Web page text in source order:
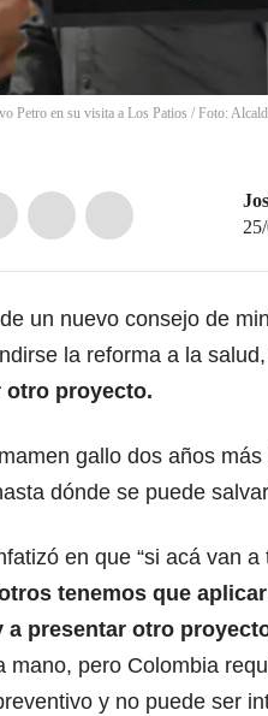
Petro en su visita a Los Patios / Foto:
un nuevo consejo de
la reforma a la salud,
otro proyecto.
gallo dos años
dónde se puede
en que “si acá van
tenemos que
a presentar otro
mano, pero Colombia
y no puede ser